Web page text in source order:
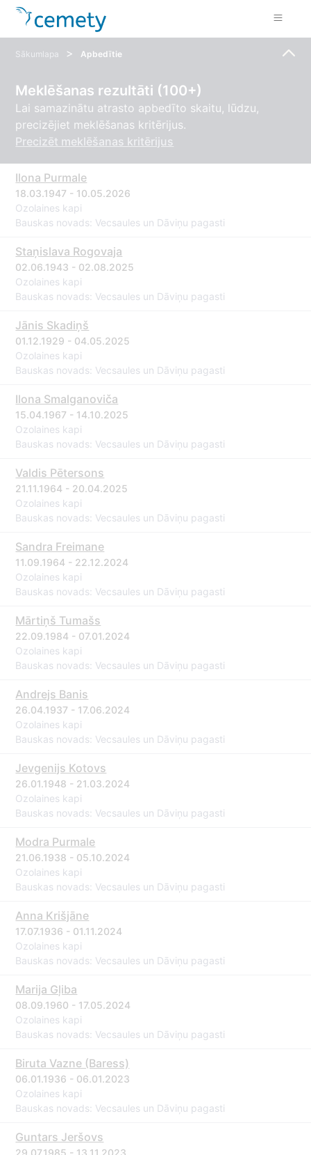
Sākumlapa > Apbedītie
Meklēšanas rezultāti (100+)
Lai samazinātu atrasto apbedīto skaitu, lūdzu,
precizējiet meklēšanas kritērijus.
Precizēt meklēšanas kritērijus
Ilona Purmale
18.03.1947 - 10.05.2026
Ozolaines kapi
Bauskas novads: Vecsaules un Dāviņu pagasti
Staņislava Rogovaja
02.06.1943 - 02.08.2025
Ozolaines kapi
Bauskas novads: Vecsaules un Dāviņu pagasti
Jānis Skadiņš
01.12.1929 - 04.05.2025
Ozolaines kapi
Bauskas novads: Vecsaules un Dāviņu pagasti
Ilona Smalganoviča
15.04.1967 - 14.10.2025
Ozolaines kapi
Bauskas novads: Vecsaules un Dāviņu pagasti
Valdis Pētersons
21.11.1964 - 20.04.2025
Ozolaines kapi
Bauskas novads: Vecsaules un Dāviņu pagasti
Sandra Freimane
11.09.1964 - 22.12.2024
Ozolaines kapi
Bauskas novads: Vecsaules un Dāviņu pagasti
Mārtiņš Tumašs
22.09.1984 - 07.01.2024
Ozolaines kapi
Bauskas novads: Vecsaules un Dāviņu pagasti
Andrejs Banis
26.04.1937 - 17.06.2024
Ozolaines kapi
Bauskas novads: Vecsaules un Dāviņu pagasti
Jevgenijs Kotovs
26.01.1948 - 21.03.2024
Ozolaines kapi
Bauskas novads: Vecsaules un Dāviņu pagasti
Modra Purmale
21.06.1938 - 05.10.2024
Ozolaines kapi
Bauskas novads: Vecsaules un Dāviņu pagasti
Anna Krišjāne
17.07.1936 - 01.11.2024
Ozolaines kapi
Bauskas novads: Vecsaules un Dāviņu pagasti
Marija Gļiba
08.09.1960 - 17.05.2024
Ozolaines kapi
Bauskas novads: Vecsaules un Dāviņu pagasti
Biruta Vazne (Baress)
06.01.1936 - 06.01.2023
Ozolaines kapi
Bauskas novads: Vecsaules un Dāviņu pagasti
Guntars Jeršovs
29.07.1985 - 13.11.2023